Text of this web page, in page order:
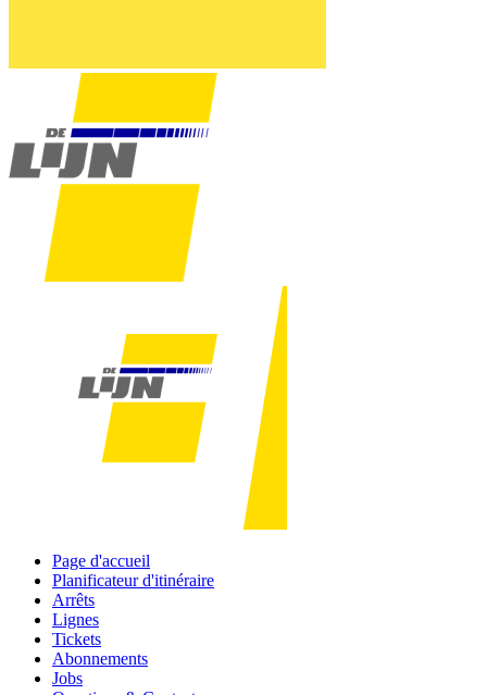
Page d'accueil
Planificateur d'itinéraire
Arrêts
Lignes
Tickets
Abonnements
Jobs